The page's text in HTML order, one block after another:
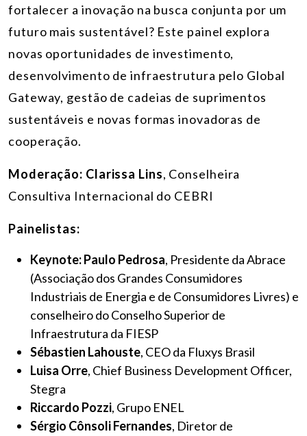
fortalecer a inovação na busca conjunta por um
futuro mais sustentável? Este painel explora
novas oportunidades de investimento,
desenvolvimento de infraestrutura pelo Global
Gateway, gestão de cadeias de suprimentos
sustentáveis e novas formas inovadoras de
cooperação.
Moderação: Clarissa Lins, Conselheira
Consultiva Internacional do CEBRI
Painelistas:
Keynote: Paulo Pedrosa, Presidente da Abrace
(Associação dos Grandes Consumidores
Industriais de Energia e de Consumidores Livres) e
conselheiro do Conselho Superior de
Infraestrutura da FIESP
Sébastien Lahouste, CEO da Fluxys Brasil
Luisa Orre, Chief Business Development Officer,
Stegra
Riccardo Pozzi, Grupo ENEL
Sérgio Cônsoli Fernandes, Diretor de